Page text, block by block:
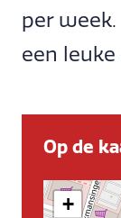
per
een leuke
Op de
+